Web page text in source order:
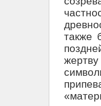
также